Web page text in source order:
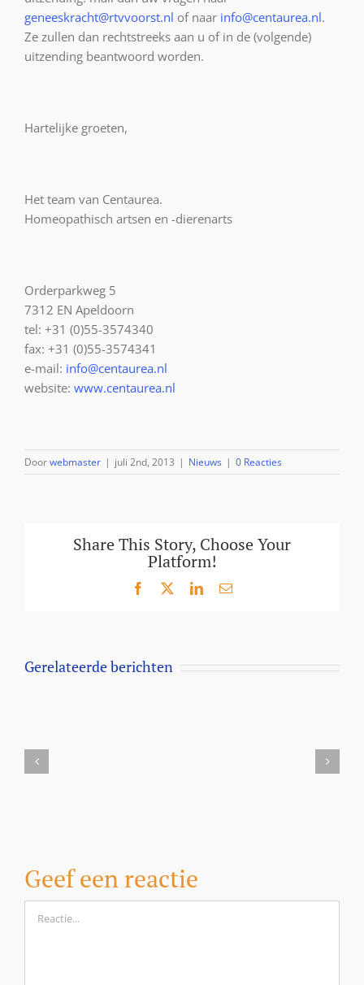
geneeskracht@rtvvoorst.nl of naar info@centaurea.nl.
Ze zullen dan rechtstreeks aan u of in de (volgende)
uitzending beantwoord worden.
Hartelijke groeten,
Het team van Centaurea.
Homeopathisch artsen en -dierenarts
Orderparkweg 5
7312 EN Apeldoorn
tel: +31 (0)55-3574340
fax: +31 (0)55-3574341
e-mail: info@centaurea.nl
website: www.centaurea.nl
Doorwebmaster | juli 2nd, 2013 | Nieuws | 0 Reacties
Share This Story, Choose Your
Platform!
Facebook LinkedIn
E-
Gerelateerde berichten
Geef een reactie